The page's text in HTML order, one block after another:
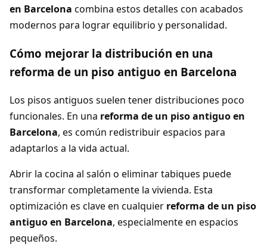
en Barcelona combina estos detalles con acabados
modernos para lograr equilibrio y personalidad.
Cómo mejorar la distribución en una
reforma de un piso antiguo en Barcelona
Los pisos antiguos suelen tener distribuciones poco
funcionales. En una reforma de un piso antiguo en
Barcelona, es común redistribuir espacios para
adaptarlos a la vida actual.
Abrir la cocina al salón o eliminar tabiques puede
transformar completamente la vivienda. Esta
optimización es clave en cualquier reforma de un piso
antiguo en Barcelona, especialmente en espacios
pequeños.